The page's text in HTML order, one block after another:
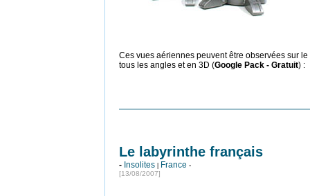
Ces vues aériennes peuvent être observées sur
tous les angles et en 3D (Google Pack - Gratuit) :
Le labyrinthe français
- Insolites | France -
[13/08/2007]